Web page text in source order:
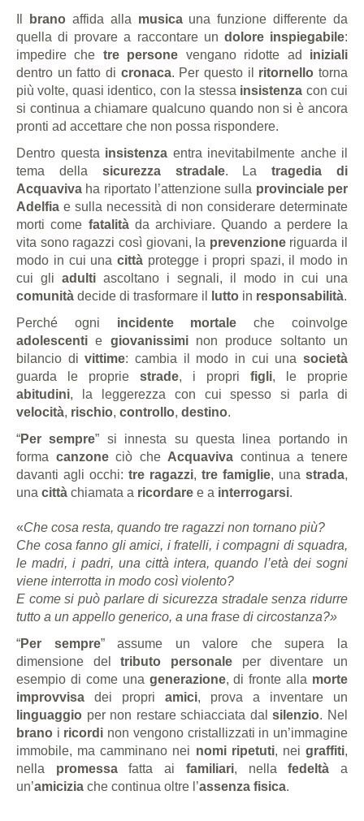
branoaffida alla musicauna funzione differente da
quella di provare a raccontare un dolore inspiegabile:
impedire che tre persone vengano ridotte ad iniziali
dentro un fatto di cronaca. Per questo il ritornello torna
più volte, quasi identico, con la stessa insistenza con cui
si continua a chiamare qualcuno quando non si è ancora
pronti ad accettare che non possa rispondere.
Dentro questa insistenza entra inevitabilmente anche il
tema della sicurezza stradale. Latragedia di
Acquaviva ha riportato l’attenzione sulla provinciale per
Adelfia e sulla necessità di non considerare determinate
morti come fatalitàda archiviare. Quando a perdere la
vita sono ragazzi così giovani, la prevenzioneriguarda il
modo in cui unacittà protegge i propri spazi, il modo in
cui gli adulti ascoltano i segnali, il modo in cui una
comunità decide di trasformare il lutto in responsabilità.
Perché ogni incidente mortale che coinvolge
adolescenti e giovanissiminon produce soltanto un
bilancio divittime: cambia il modo in cui unasocietà
guarda le proprie strade, i propri figli, le proprie
abitudini, la leggerezza con cui spesso si parla di
velocità, rischio, controllo, destino.
“Per sempre” si innesta su questa linea portando in
forma canzoneciò che Acquaviva continua a tenere
davanti agli occhi: tre ragazzi, tre famiglie, una strada,
una città chiamata a ricordare e a interrogarsi.
«Che cosa resta, quando tre ragazzi non tornano più?
Che cosa fanno gli amici, i fratelli, i compagni di squadra,
le madri, i padri, una città intera, quando l’età dei sogni
viene interrotta in modo così violento?
E come si può parlare di sicurezza stradale senza ridurre
tutto a un appello generico, a una frase di circostanza?»
“Per sempre” assume un valore che supera la
dimensione deltributo personale per diventare un
esempio di come una generazione, di fronte alla morte
improvvisa dei propri amici, prova a inventare un
linguaggio per non restare schiacciata dalsilenzio. Nel
brano i ricordi non vengono cristallizzati in un’immagine
immobile, ma camminano nei nomi ripetuti, neigraffiti,
nella promessafatta ai familiari, nellafedeltà a
un’amicizia che continua oltre l’assenza fisica.